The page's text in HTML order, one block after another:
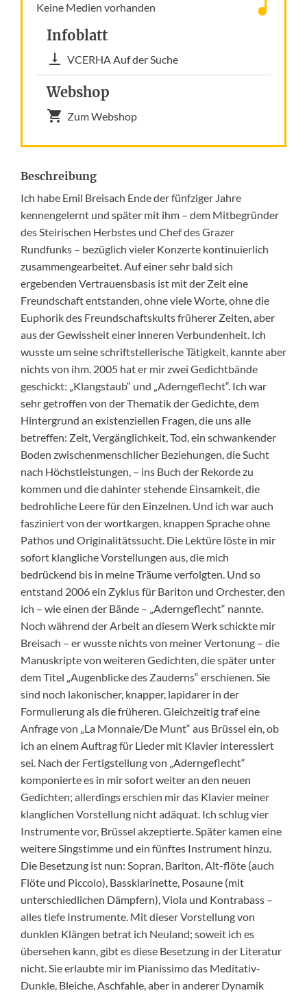
Keine Medien vorhanden
Infoblatt
VCERHA Auf der Suche
Webshop
Zum Webshop
Beschreibung
Ich habe Emil Breisach Ende der fünfziger Jahre
kennengelernt und später mit ihm – dem Mitbegründer
des Steirischen Herbstes und Chef des Grazer
Rundfunks – bezüglich vieler Konzerte kontinuierlich
zusammengearbeitet. Auf einer sehr bald sich
ergebenden Vertrauensbasis ist mit der Zeit eine
Freundschaft entstanden, ohne viele Worte, ohne die
Euphorik des Freundschaftskults früherer Zeiten, aber
aus der Gewissheit einer inneren Verbundenheit. Ich
wusste um seine schriftstellerische Tätigkeit, kannte aber
nichts von ihm. 2005 hat er mir zwei Gedichtbände
geschickt: „Klangstaub“ und „Aderngeflecht“. Ich war
sehr getroffen von der Thematik der Gedichte, dem
Hintergrund an existenziellen Fragen, die uns alle
betreffen: Zeit, Vergänglichkeit, Tod, ein schwankender
Boden zwischenmenschlicher Beziehungen, die Sucht
nach Höchstleistungen, – ins Buch der Rekorde zu
kommen und die dahinter stehende Einsamkeit, die
bedrohliche Leere für den Einzelnen. Und ich war auch
fasziniert von der wortkargen, knappen Sprache ohne
Pathos und Originalitätssucht. Die Lektüre löste in mir
sofort klangliche Vorstellungen aus, die mich
bedrückend bis in meine Träume verfolgten. Und so
entstand 2006 ein Zyklus für Bariton und Orchester, den
ich – wie einen der Bände – „Aderngeflecht“ nannte.
Noch während der Arbeit an diesem Werk schickte mir
Breisach – er wusste nichts von meiner Vertonung – die
Manuskripte von weiteren Gedichten, die später unter
dem Titel „Augenblicke des Zauderns“ erschienen. Sie
sind noch lakonischer, knapper, lapidarer in der
Formulierung als die früheren. Gleichzeitig traf eine
Anfrage von „La Monnaie/De Munt“ aus Brüssel ein, ob
ich an einem Auftrag für Lieder mit Klavier interessiert
sei. Nach der Fertigstellung von „Aderngeflecht“
komponierte es in mir sofort weiter an den neuen
Gedichten; allerdings erschien mir das Klavier meiner
klanglichen Vorstellung nicht adäquat. Ich schlug vier
Instrumente vor, Brüssel akzeptierte. Später kamen eine
weitere Singstimme und ein fünftes Instrument hinzu.
Die Besetzung ist nun: Sopran, Bariton, Alt-flöte (auch
Flöte und Piccolo), Bassklarinette, Posaune (mit
unterschiedlichen Dämpfern), Viola und Kontrabass –
alles tiefe Instrumente. Mit dieser Vorstellung von
dunklen Klängen betrat ich Neuland; soweit ich es
übersehen kann, gibt es diese Besetzung in der Literatur
nicht. Sie erlaubte mir im Pianissimo das Meditativ-
Dunkle, Bleiche, Aschfahle, aber in anderer Dynamik